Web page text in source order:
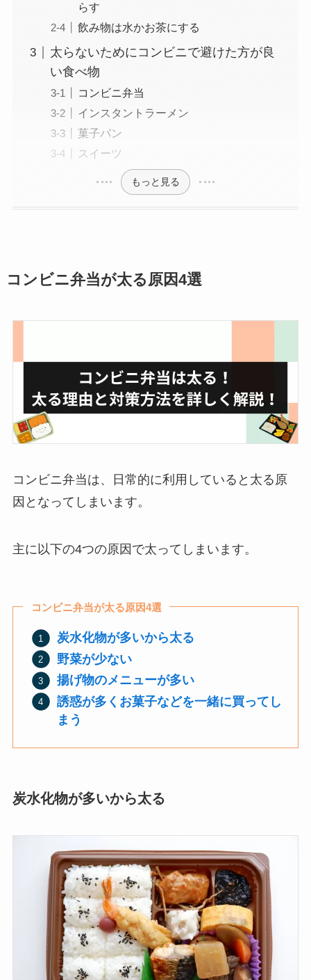
らす
飲み物は水かお茶にする
太らないためにコンビニで避けた方が良
い食べ物
コンビニ弁当
インスタントラーメン
菓子パン
スイーツ
もっと見る
コンビニ弁当が太る原因4選
コンビニ弁当は、日常的に利用していると太る原
因となってしまいます。
主に以下の4つの原因で太ってしまいます。
コンビニ弁当が太る原因4選
炭水化物が多いから太る
野菜が少ない
揚げ物のメニューが多い
誘惑が多くお菓子などを一緒に買ってし
まう
炭水化物が多いから太る